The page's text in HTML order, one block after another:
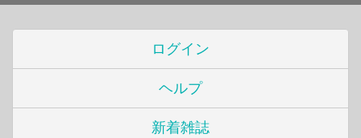
ログイン
ヘルプ
新着雑誌